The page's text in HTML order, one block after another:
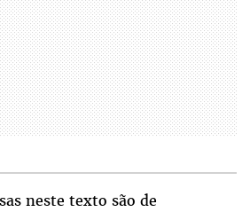
neste texto são de